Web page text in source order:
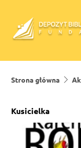
Strona główna
Kusicielka